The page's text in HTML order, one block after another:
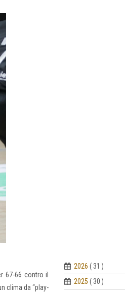
67-66 contro il
clima da “play-
2026 ( 31 )
2025 ( 30 )